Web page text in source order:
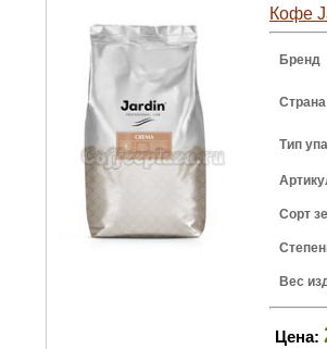
Кофе
Бренд
Тип
Сорт
Вес
Цена: